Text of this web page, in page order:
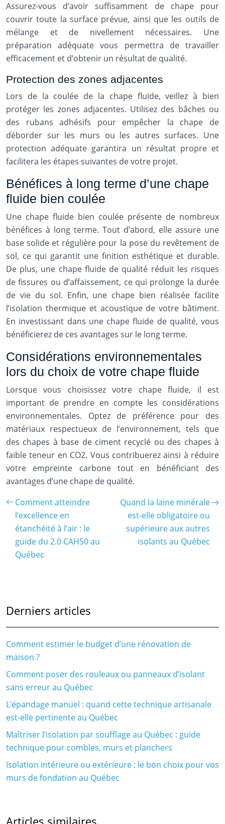
Assurez-vous d’avoir suffisamment de chape pour
couvrir toute la surface prévue, ainsi que les outils de
mélange et de nivellement nécessaires. Une
préparation adéquate vous permettra de travailler
efficacement et d’obtenir un résultat de qualité.
Protection des zones adjacentes
Lors de la coulée de la chape fluide, veillez à bien
protéger les zones adjacentes. Utilisez des bâches ou
des rubans adhésifs pour empêcher la chape de
déborder sur les murs ou les autres surfaces. Une
protection adéquate garantira un résultat propre et
facilitera les étapes suivantes de votre projet.
Bénéfices à long terme d’une chape
fluide bien coulée
Une chape fluide bien coulée présente de nombreux
bénéfices à long terme. Tout d’abord, elle assure une
base solide et régulière pour la pose du revêtement de
sol, ce qui garantit une finition esthétique et durable.
De plus, une chape fluide de qualité réduit les risques
de fissures ou d’affaissement, ce qui prolonge la durée
de vie du sol. Enfin, une chape bien réalisée facilite
l’isolation thermique et acoustique de votre bâtiment.
En investissant dans une chape fluide de qualité, vous
bénéficierez de ces avantages sur le long terme.
Considérations environnementales
lors du choix de votre chape fluide
Lorsque vous choisissez votre chape fluide, il est
important de prendre en compte les considérations
environnementales. Optez de préférence pour des
matériaux respectueux de l’environnement, tels que
des chapes à base de ciment recyclé ou des chapes à
faible teneur en CO2. Vous contribuerez ainsi à réduire
votre empreinte carbone tout en bénéficiant des
avantages d’une chape de qualité.
Comment atteindre
l’excellence en
étanchéité à l’air : le
guide du 2.0 CAH50 au
Québec
Quand la laine minérale
est-elle obligatoire ou
supérieure aux autres
isolants au Québec
Derniers articles
Comment estimer le budget d’une rénovation de
maison ?
Comment poser des rouleaux ou panneaux d’isolant
sans erreur au Québec
L’épandage manuel : quand cette technique artisanale
est-elle pertinente au Québec
Maîtriser l’isolation par soufflage au Québec : guide
technique pour combles, murs et planchers
Isolation intérieure ou extérieure : le bon choix pour vos
murs de fondation au Québec